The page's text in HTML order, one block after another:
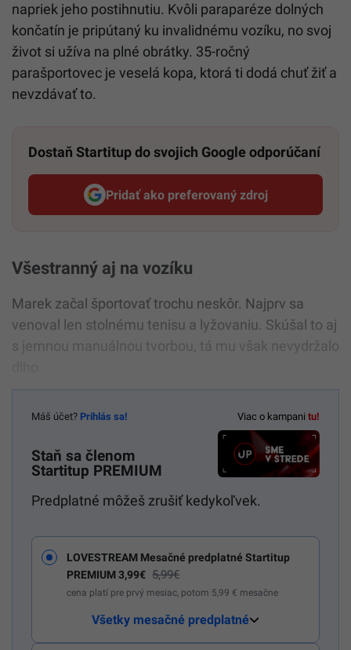
napriek jeho postihnutiu. Kvôli paraparéze dolných
končatín je pripútaný ku invalidnému vozíku, no svoj
život si užíva na plné obrátky. 35-ročný
parašportovec je veselá kopa, ktorá ti dodá chuť žiť a
nevzdávať to.
Dostaň Startitup do svojich Google odporúčaní
Pridať ako preferovaný zdroj
Startitup, odkaz sa otvorí v
Všestranný aj na vozíku
Marek začal športovať trochu neskôr. Najprv sa
venoval len stolnému tenisu a lyžovaniu. Skúšal to aj
s jemnou manuálnou tvorbou, tá mu však nevydržalo
Viac o kampani tu!
Máš účet? Prihlás sa!
Staň sa členom
Startitup PREMIUM
Predplatné môžeš zrušiť kedykoľvek.
LOVESTREAM Mesačné predplatné Startitup
PREMIUM 3,99€ 5,99€
cena platí pre prvý mesiac, potom 5,99 € mesačne
Všetky mesačné predplatné